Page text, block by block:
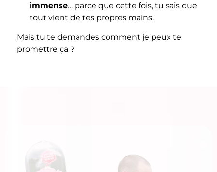
immense… parce que cette fois, tu sais que
tout vient de tes propres mains.
Mais tu te demandes comment je peux te
promettre ça ?